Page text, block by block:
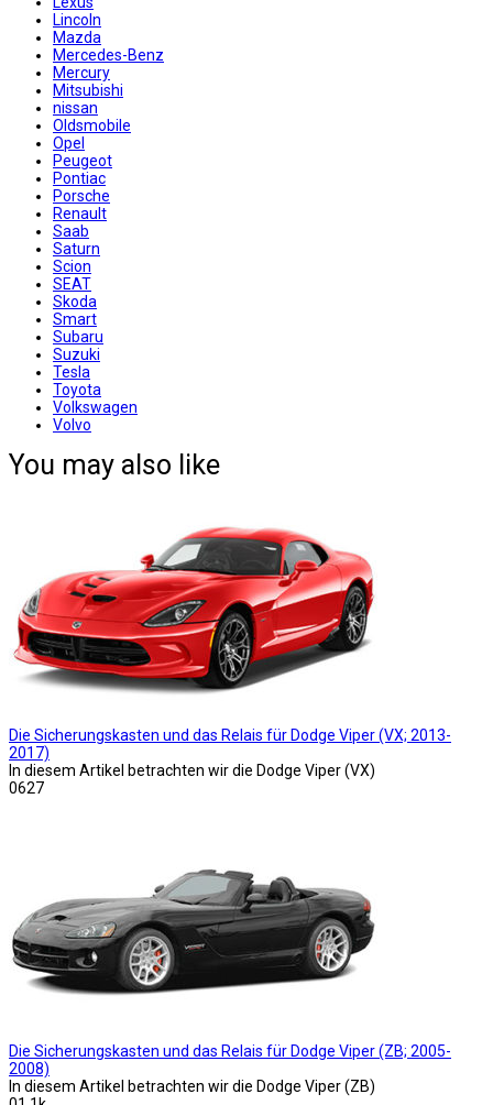
Lincoln
Mazda
Mercedes-Benz
Mercury
Mitsubishi
nissan
Oldsmobile
Opel
Peugeot
Pontiac
Porsche
Renault
Saab
Saturn
Scion
SEAT
Skoda
Smart
Subaru
Suzuki
Tesla
Toyota
Volkswagen
Volvo
You may also like
Die Sicherungskasten und das Relais für Dodge Viper (VX; 2013-
2017)
In diesem Artikel betrachten wir die Dodge Viper (VX)
0627
Die Sicherungskasten und das Relais für Dodge Viper (ZB; 2005-
2008)
In diesem Artikel betrachten wir die Dodge Viper (ZB)